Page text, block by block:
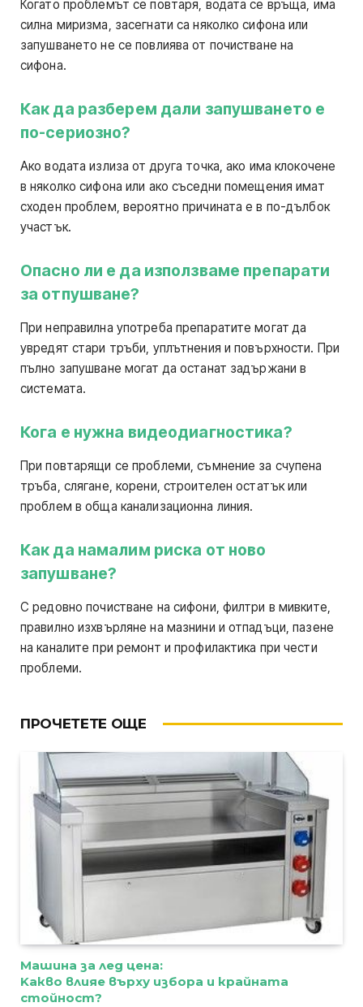
Когато проблемът се повтаря, водата се връща, има
силна миризма, засегнати са няколко сифона или
запушването не се повлиява от почистване на
сифона.
Как да разберем дали запушването е
по-сериозно?
Ако водата излиза от друга точка, ако има клокочене
в няколко сифона или ако съседни помещения имат
сходен проблем, вероятно причината е в по-дълбок
участък.
Опасно ли е да използваме препарати
за отпушване?
При неправилна употреба препаратите могат да
увредят стари тръби, уплътнения и повърхности. При
пълно запушване могат да останат задържани в
системата.
Кога е нужна видеодиагностика?
При повтарящи се проблеми, съмнение за счупена
тръба, слягане, корени, строителен остатък или
проблем в обща канализационна линия.
Как да намалим риска от ново
запушване?
С редовно почистване на сифони, филтри в мивките,
правилно изхвърляне на мазнини и отпадъци, пазене
на каналите при ремонт и профилактика при чести
проблеми.
ПРОЧЕТЕТЕ ОЩЕ
Машина за лед цена:
Kакво влияе върху избора и крайната
стойност?